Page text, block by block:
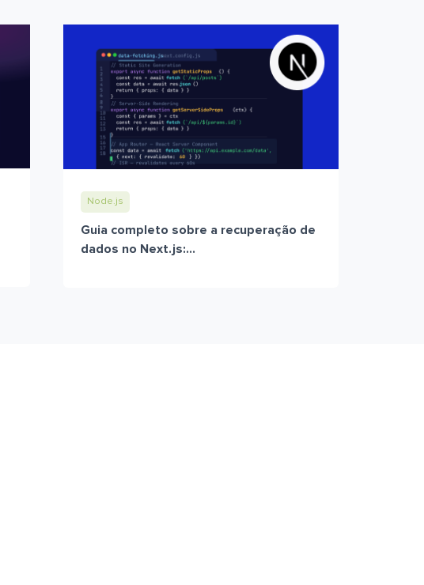
Node.js
Guia completo sobre a recuperação de
dados no Next.js:...